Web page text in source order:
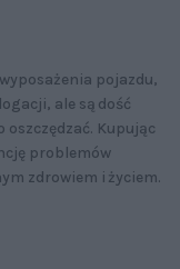
pojazdu,
ale są dość
Kupując
problemów
zdrowiem i życiem.